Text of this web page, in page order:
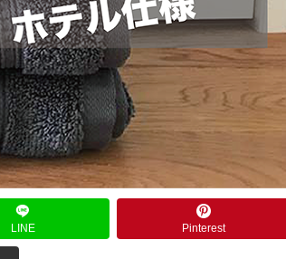
LINE Pinterest